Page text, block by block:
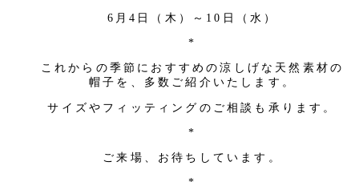
6月4日（木）～10日（水）
*
これからの季節におすすめの涼しげな天然素材の
帽子を、多数ご紹介いたします。
サイズやフィッティングのご相談も承ります。
*
ご来場、お待ちしています。